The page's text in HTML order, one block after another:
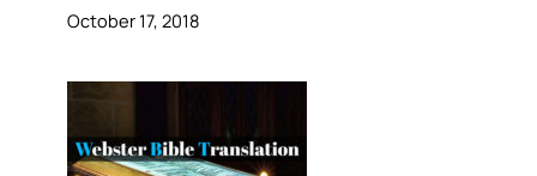
October 17, 2018